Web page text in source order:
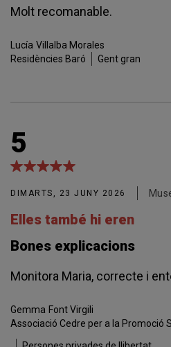
Molt recomanable.
Lucía Villalba Morales
Residències Baró
Gent gran
5
DIMARTS, 23 JUNY 2026
Elles també hi eren
Bones explicacions
Monitora Maria, correcte i
Gemma Font Virgili
Associació Cedre per a la Promoció